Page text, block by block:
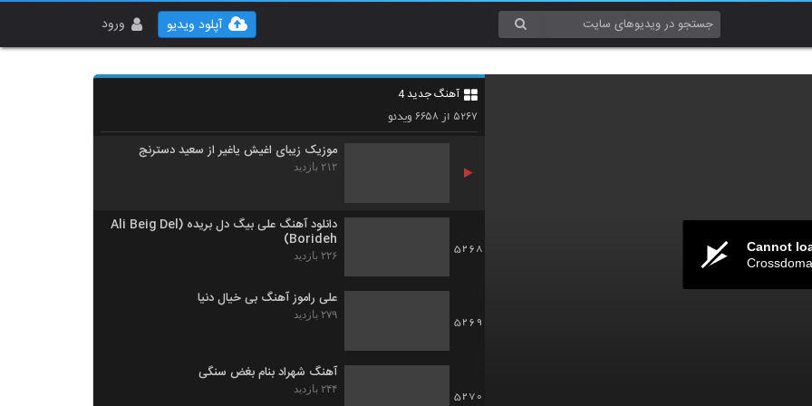
ورود آپلود ویدیو
Cannot
آهنگ جدید 4
۵۲۶۷ از ۶۶۵۸ویدئو
Omidvar Eshghe Penhon)
5266
دانلود آهنگ نفرین به تنهایی از محمدحسین
موزیک زیبای اغیش یاغیر از سعید دسترنج
۲۱۲ بازدید
5268
دانلود آهنگ علی بیگ دل بریده (Ali Beig Del
Borideh)
۲۲۶ بازدید
5269
علی راموز آهنگ بی خیال دنیا
۲۷۹ بازدید
5270
آهنگ شهراد بنام بغض سنگی
۲۴۴ بازدید